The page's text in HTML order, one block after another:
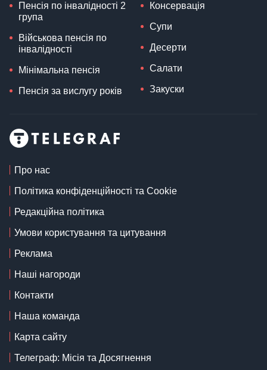
Пенсія по інвалідності 2
група
Військова пенсія по
інвалідності
Мінімальна пенсія
Пенсія за вислугу років
Консервація
Супи
Десерти
Салати
Закуски
Про нас
Політика конфіденційності та Cookie
Редакційна політика
Умови користування та цитування
Реклама
Наші нагороди
Контакти
Наша команда
Карта сайту
Телеграф: Місія та Досягнення